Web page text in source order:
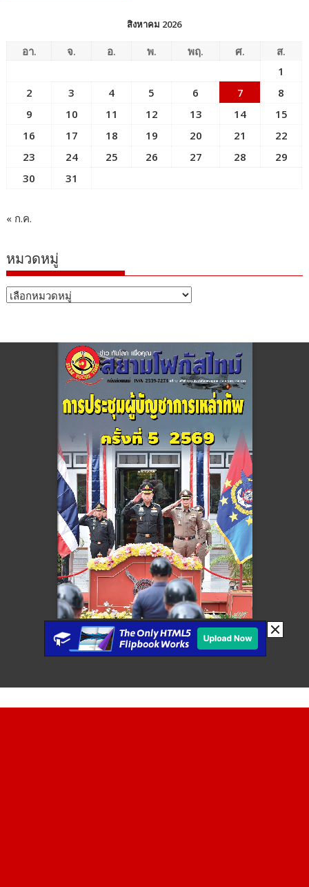
สิงหาคม 2026
อา. จ. อ. พ. พฤ. ศ.
ส.
1
2
3 4 5 6 7
8
9
10 11 12 13 14
15
16
17 18 19 20 21
22
23
24 25 26 27 28
29
30
31
« ก.ค.
หมวดหมู่
หมวด